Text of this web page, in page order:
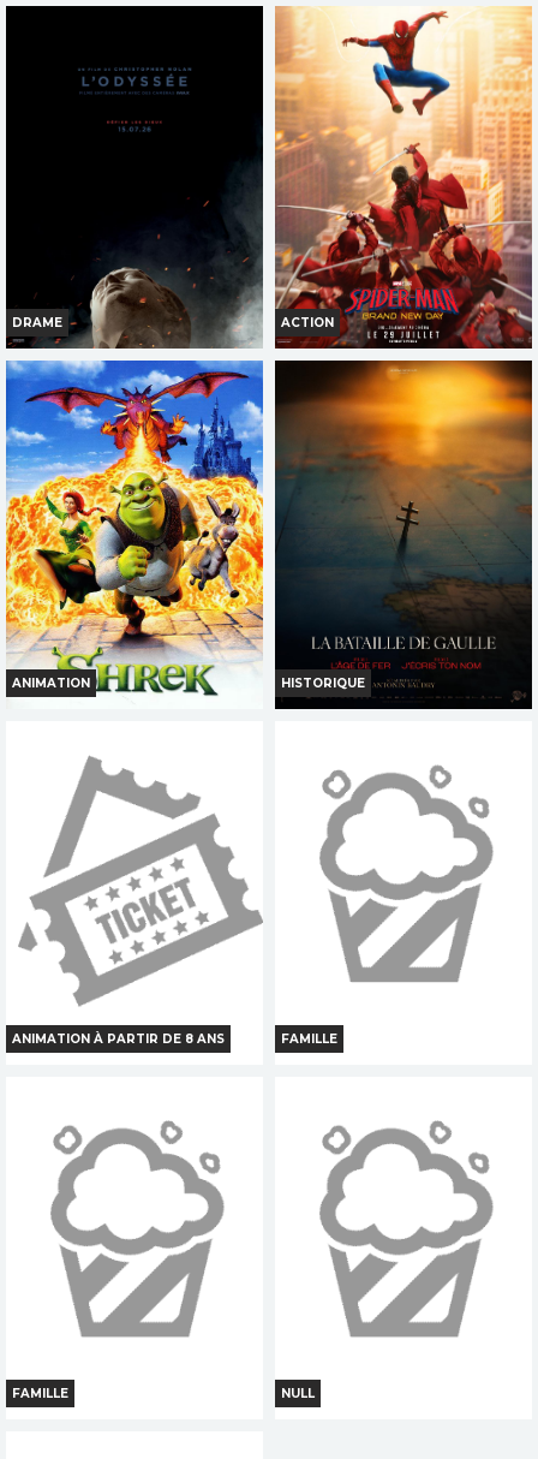
Horaires et Infos
Bande-annonce
EVIL DEAD BURN
Horaires et Infos
Bande-annonce
Réservation
INT. -16ans
DRAME
L ODYSSEE
Horaires et Infos
Bande-annonce
Réservation
INT. -12ans
ACTION
SPIDER MAN BRAND NEW DAY
Horaires et Infos
Bande-annonce
Réservation
TOUT PUBLIC
ANIMATION
Horaires et Infos
Bande-annonce
Réservation
TOUT PUBLIC
HISTORIQUE
Horaires et Infos
Bande-annonce
Réservation
TOUT PUBLIC
ANIMATION À PARTIR DE 8 ANS
Horaires et Infos
Bande-annonce
Réservation
TOUT PUBLIC
FAMILLE
Horaires et Infos
Bande-annonce
Réservation
TOUT PUBLIC
FAMILLE NULL